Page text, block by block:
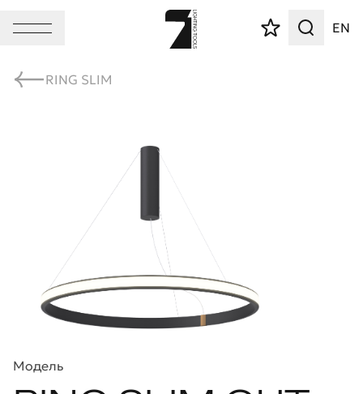
EN
RING SLIM
Модель